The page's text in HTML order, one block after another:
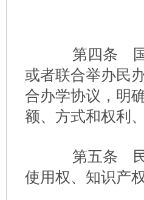
第四条 国家
或者联合举办民
合办学协议，明
额、方式和权利
第五条 民办
使用权、知识产